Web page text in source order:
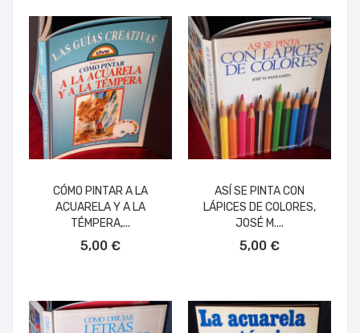
CÓMO PINTAR A LA
ACUARELA Y A LA
TÉMPERA,...
5,00 €
ASÍ SE PINTA CON
LÁPICES DE COLORES,
JOSÉ M....
5,00 €